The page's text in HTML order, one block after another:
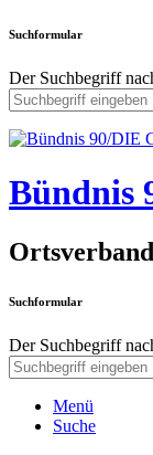
Suchformular
Der Suchbegriff
Bündnis
Suchformular
Der Suchbegriff
Menü
Suche